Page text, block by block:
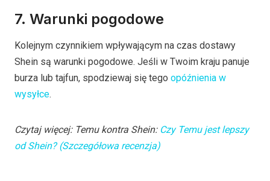
7. Warunki pogodowe
Kolejnym czynnikiem wpływającym na czas dostawy
Shein są warunki pogodowe. Jeśli w Twoim kraju panuje
burza lub tajfun, spodziewaj się tego opóźnienia w
wysyłce.
Czytaj więcej: Temu kontra Shein:Czy Temu jest lepszy
od Shein? (Szczegółowa recenzja)